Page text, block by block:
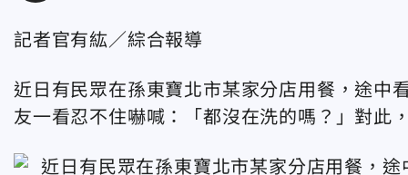
記者官有紘／綜合報導
近日有民眾在孫東寶北市某家分店用餐，途中
友一看忍不住嚇喊：「都沒在洗的嗎？」對此